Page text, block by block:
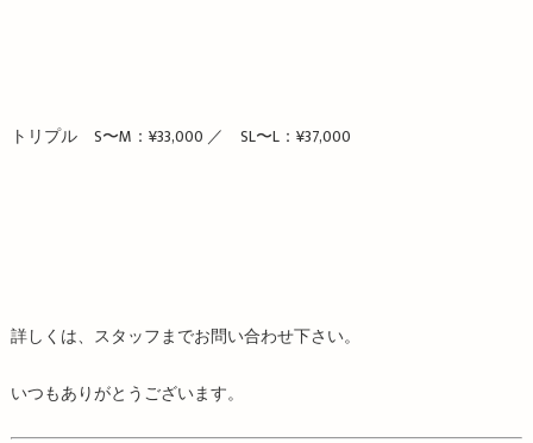
トリプル S〜M：¥33,000 ／ SL〜L：¥37,000
詳しくは、スタッフまでお問い合わせ下さい。
いつもありがとうございます。